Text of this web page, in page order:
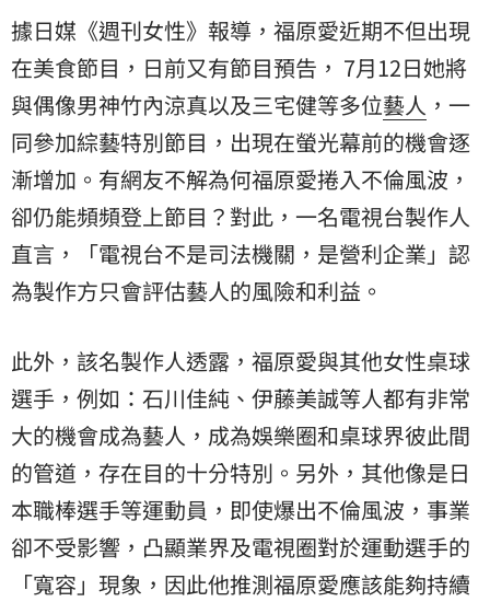
據日媒《週刊女性》報導，福原愛近期不但出現
在美食節目，日前又有節目預告， 7月12日她將
與偶像男神竹內涼真以及三宅健等多位藝人 ，一
同參加綜藝特別節目，出現在螢光幕前的機會逐
漸增加。有網友不解為何福原愛捲入不倫風波，
卻仍能頻頻登上節目？對此，一名電視台製作人
直言，「電視台不是司法機關，是營利企業」認
為製作方只會評估藝人的風險和利益。
此外，該名製作人透露，福原愛與其他女性桌球
選手，例如：石川佳純、伊藤美誠等人都有非常
大的機會成為藝人，成為娛樂圈和桌球界彼此間
的管道，存在目的十分特別。另外，其他像是日
本職棒選手等運動員，即使爆出不倫風波，事業
卻不受影響，凸顯業界及電視圈對於運動選手的
「寬容」現象，因此他推測福原愛應該能夠持續